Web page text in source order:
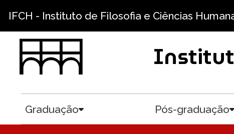
IFCH - Instituto de Filosofia e Ciências
Graduação Pós-graduação